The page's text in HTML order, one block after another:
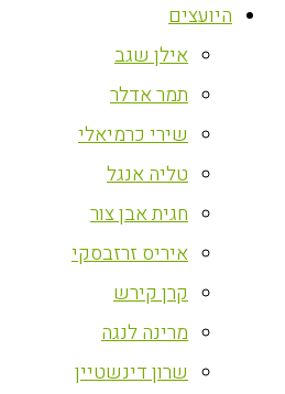
היועצים
אילן שגב
תמר אדלר
שירי כרמיאלי
טליה אנגל
חגית אבן צור
איריס זרזבסקי
קרן קירש
מרינה לנגה
שרון דינשטיין